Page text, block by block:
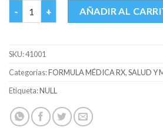
ATORVASTATINA 20 MG ECAR CAJA
AÑADIR AL
SKU:41001
Categorías:FORMULA MÉDICA RX,SALUD Y
Etiqueta:NULL